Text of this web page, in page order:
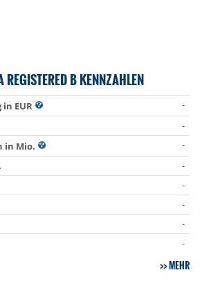
B KENNZAHLEN
EUR
-
-
in Mio.
-
-
-
-
-
-
MEHR